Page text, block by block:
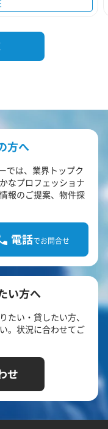
方へ
では、業界トップク
なプロフェッショナ
報のご提案、物件探
電話でお問合せ
い方へ
たい・貸したい方、
。状況に合わせてご
せ